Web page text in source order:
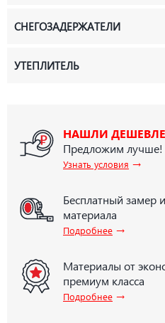
СНЕГОЗАДЕРЖАТЕЛИ
УТЕПЛИТЕЛЬ
НАШЛИ
Предложим лучше!
Узнать условия →
Бесплатный замер
материала
Подробнее →
Материалы от
премиум класса
Подробнее →